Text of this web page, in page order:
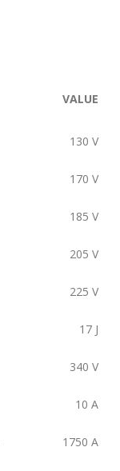
VALUE
130 V
170 V
185 V
205 V
225 V
17 J
340 V
10 A
1750 A